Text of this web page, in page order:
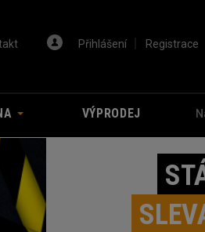
Přihlášení Registrace
VÝPRODEJ